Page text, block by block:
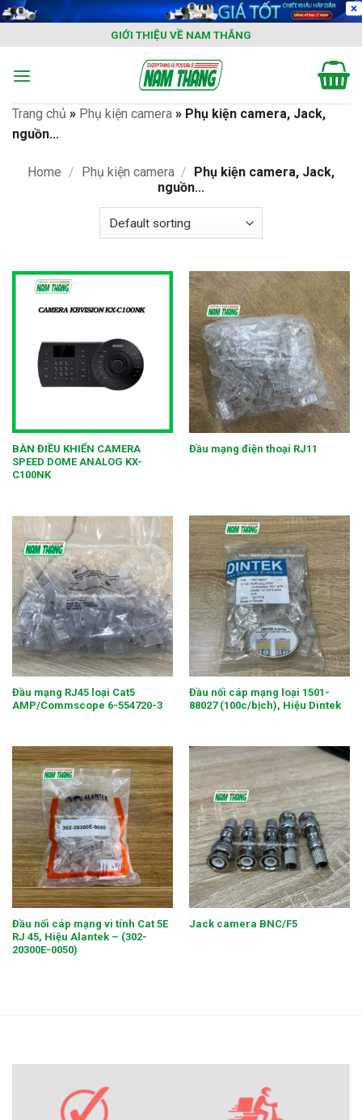
Skip
content
GIỚI THIỆU VỀ NAM THẮNG
Trang chủ » Phụ kiện camera » Phụ kiện camera, Jack,
nguồn...
Home / Phụ kiện camera /
Phụ kiện camera, Jack,
nguồn...
BÀN ĐIỀU KHIỂN CAMERA
SPEED DOME ANALOG KX-
C100NK
Đầu mạng điện thoại RJ11
Đầu mạng RJ45 loại Cat5
AMP/Commscope 6-554720-3
Đầu nối cáp mạng loại 1501-
88027 (100c/bịch), Hiệu Dintek
Đầu nối cáp mạng vi tính Cat 5E
RJ 45, Hiệu Alantek – (302-
20300E-0050)
Jack camera BNC/F5